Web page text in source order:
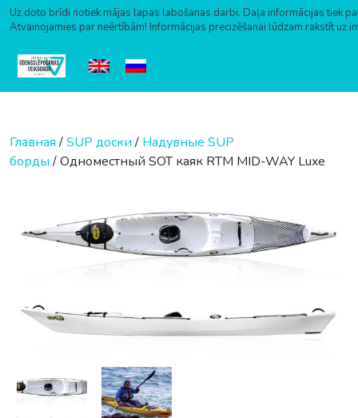
Uz doto brīdi notiek mājas lapas labošanas darbi. Daļa informācijas tiek
Atvainojamies par neērtībām! Informācijas precizēšanai lūdzam rakstīt uz
Главная/SUP доски/ Надувные SUP
борды/ Одноместный SOT каяк RTM MID-WAY Luxe